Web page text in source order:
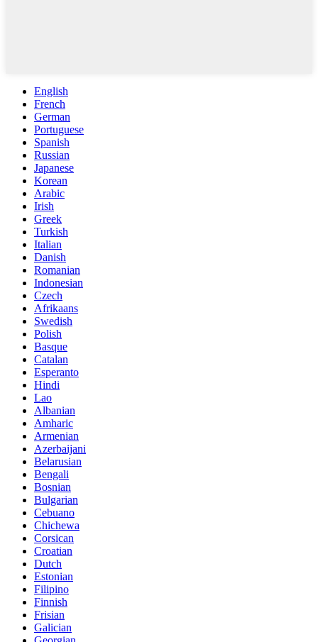
English
French
German
Portuguese
Spanish
Russian
Japanese
Korean
Arabic
Irish
Greek
Turkish
Italian
Danish
Romanian
Indonesian
Czech
Afrikaans
Swedish
Polish
Basque
Catalan
Esperanto
Hindi
Lao
Albanian
Amharic
Armenian
Azerbaijani
Belarusian
Bengali
Bosnian
Bulgarian
Cebuano
Chichewa
Corsican
Croatian
Dutch
Estonian
Filipino
Finnish
Frisian
Galician